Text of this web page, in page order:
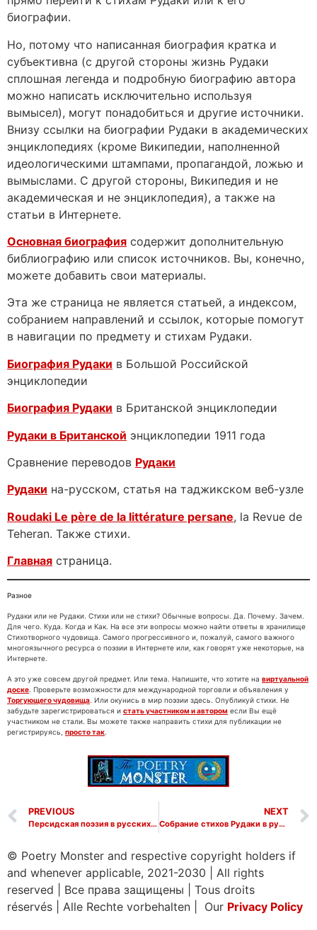
биографии.
Но, потому что написанная биография кратка и
субъективна (с другой стороны жизнь Рудаки
сплошная легенда и подробную биографию автора
можно написать исключительно используя
вымысел), могут понадобиться и другие источники.
Внизу ссылки на биографии Рудаки в академических
энциклопедиях (кроме Википедии, наполненной
идеологическими штампами, пропагандой, ложью и
вымыслами. С другой стороны, Википедия и не
академическая и не энциклопедия), а также на
статьи в Интернете.
Основная биография содержит дополнительную
библиографию или список источников. Вы, конечно,
можете добавить свои материалы.
Эта же страница не является статьей, а индексом,
собранием направлений и ссылок, которые помогут
в навигации по предмету и стихам Рудаки.
Биография Рудаки в Большой Российской
энциклопедии
Биография Рудаки в Британской энциклопедии
Рудаки в Британской энциклопедии 1911 года
Сравнение переводов Рудаки
Рудаки на-русском, статья на таджикском веб-узле
Roudaki Le père de la littérature persane, la Revue de
Teheran. Также стихи.
Главная страница.
Разное
Рудаки или не Рудаки. Стихи или не стихи? Обычные вопросы. Да. Почему. Зачем.
Для чего. Куда. Когда и Как. На все эти вопросы можно найти ответы в хранилище
Стихотворного чудовища. Самого прогрессивного и, пожалуй, самого важного
многоязычного ресурса о поэзии в Интернете или, как говорят уже некоторые, на
Интернете.
А это уже совсем другой предмет. Или тема. Напишите, что хотите на виртуальной
доске . Проверьте возможности для международной торговли и объявления у
Торгующего чудовища . Или окунись в мир поэзии здесь. Опубликуй стихи. Не
забудьте зарегистрироваться и стать участником и автором если Вы ещё
участником не стали. Вы можете также направить стихи для публикации не
регистрируясь, просто так
PREVIOUS
Персидская поэзия в русских переводах
NEXT
Собрание стихов Рудаки в русских переводах
© Poetry Monster and respective copyright holders if
and whenever applicable, 2021-2030
All rights
reserved
Все права защищены
Tous droits
réservés
Alle Rechte vorbehalten | Our Privacy Policy